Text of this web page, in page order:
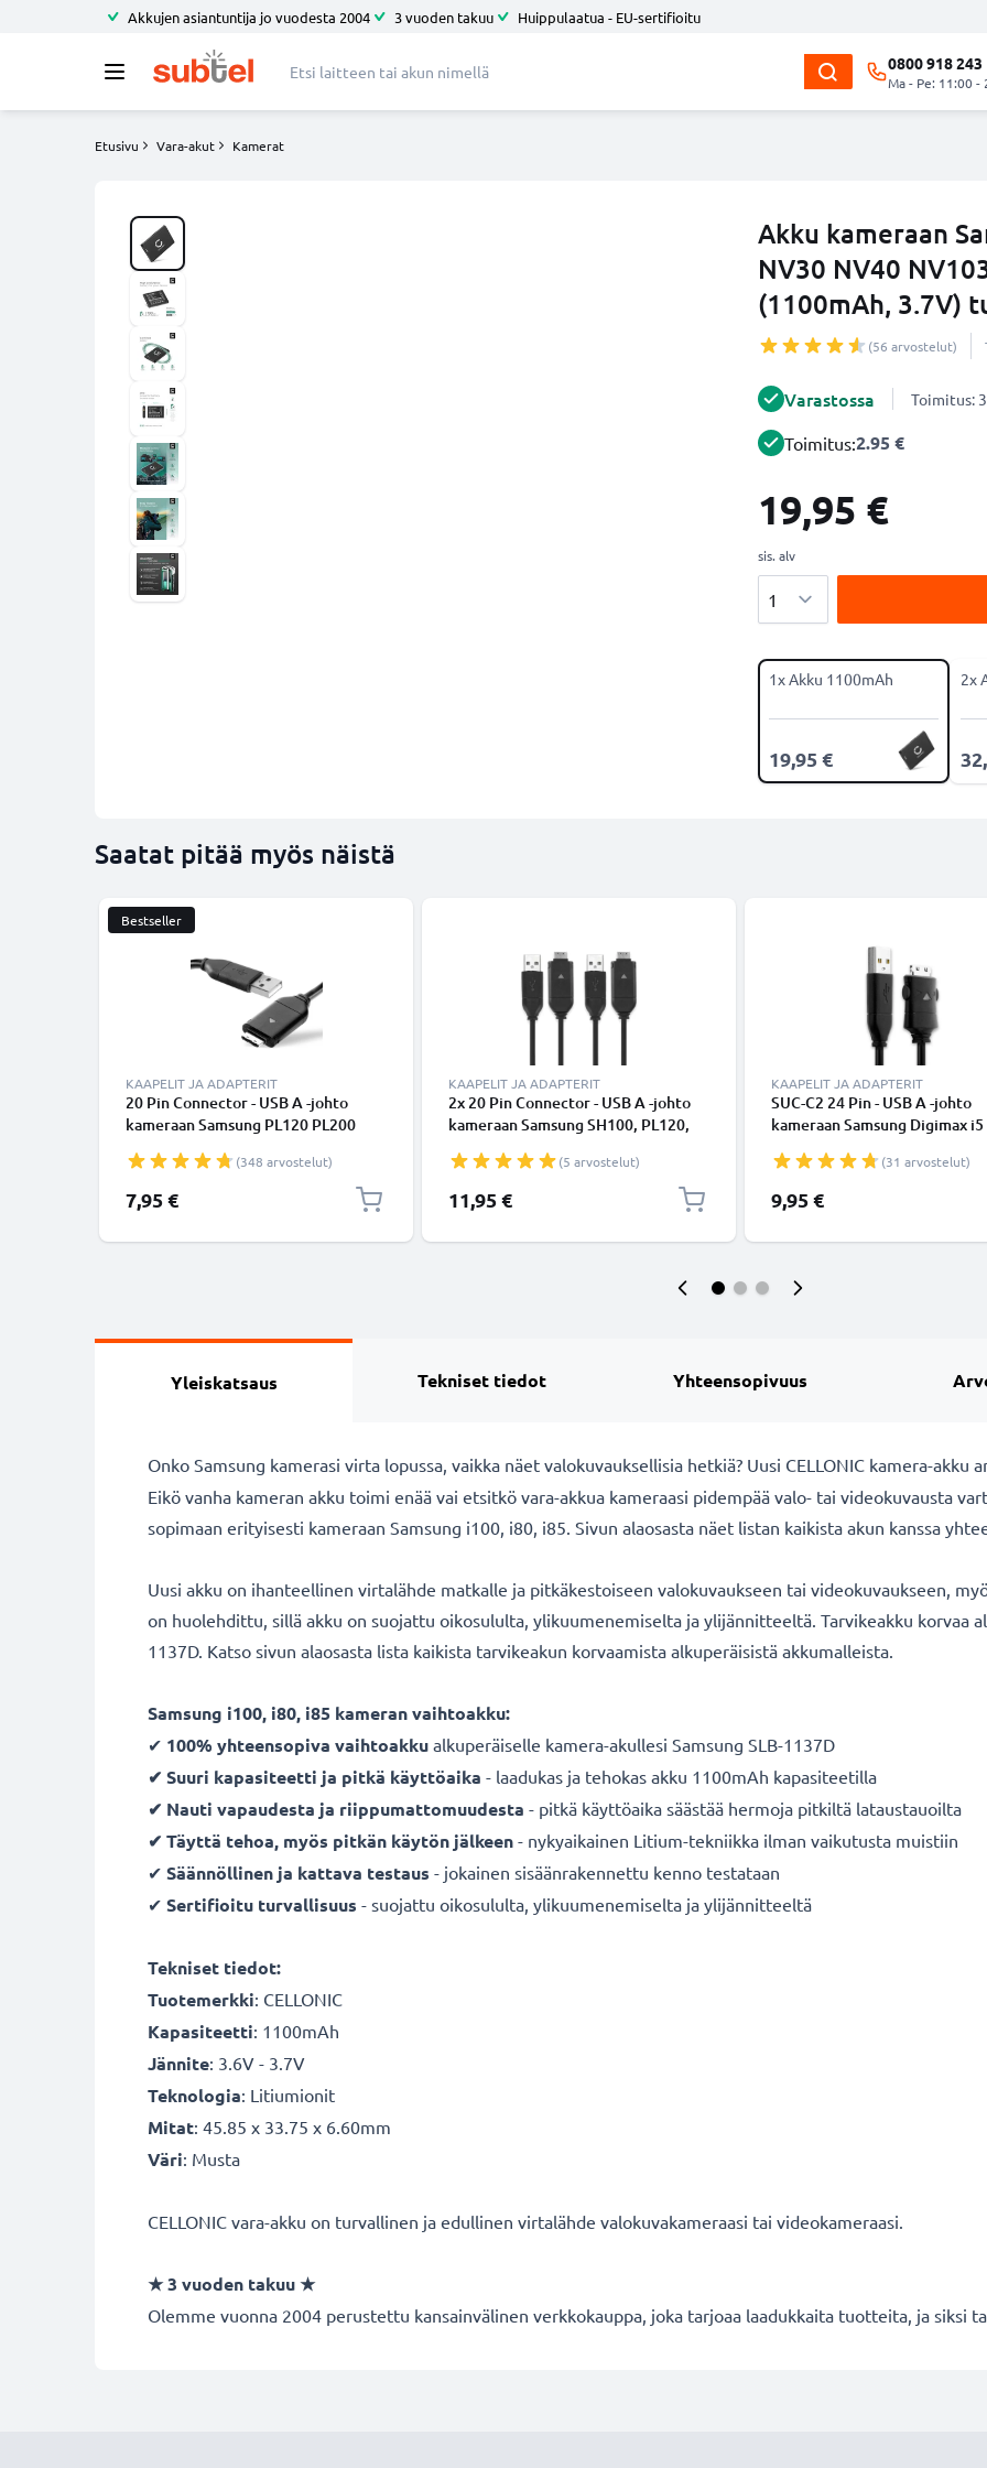
Akkujen asiantuntija jo vuodesta 2004 3 vuoden takuu Huippulaatua - EU-sertifioitu
0800 918 243
Ma - Pe: 11:00 -
Etusivu Vara-akut Kamerat
Akku kameraan
NV30 NV40
(1100mAh, 3.7V)
(56 arvostelut)
Varastossa Toimitus:
Toimitus:2.95 €
19,95 €
sis. alv
1x Akku 1100mAh
19,95 €
2x
Saatat pitää myös näistä
Bestseller
KAAPELIT JA ADAPTERIT
20 Pin Connector - USB A -johto
kameraan Samsung PL120 PL200
ST500 SH100 ST60 CL65 EX1 - Musta
1.5m, nopea 1A, PVC-kamerajohto
EA-CB20U12,SUC-C3,-C5,-C7,
(348 arvostelut)
7,95 €
KAAPELIT JA ADAPTERIT
2x 20 Pin Connector - USB A -johto
kameraan Samsung SH100, PL120,
ES65, ES55, WB500 - Musta 1.5m,
nopea 1A, PVC-kamerajohto EA-
CB20U12 SUC-C3 -C5 -C7,
(5 arvostelut)
11,95 €
KAAPELIT JA ADAPTERIT
SUC-C2 24 Pin - USB A -johto
kameraan Samsung Digimax i5
Digimax i6 Digimax i6 PMP
L50 Digimax L73 Digimax L80
Digimax S700 Digimax V5000
PVC-ka
(31 arvostelut)
9,95 €
Yleiskatsaus Tekniset tiedot Yhteensopivuus
Onko Samsung kamerasi virta lopussa, vaikka näet valokuvauksellisia hetkiä? Uusi CELLONIC kamera-akku
Eikö vanha kameran akku toimi enää vai etsitkö vara-akkua kameraasi pidempää valo- tai videokuvausta
sopimaan erityisesti kameraan Samsung i100, i80, i85. Sivun alaosasta näet listan kaikista akun kanssa
Uusi akku on ihanteellinen virtalähde matkalle ja pitkäkestoiseen valokuvaukseen tai videokuvaukseen,
on huolehdittu, sillä akku on suojattu oikosululta, ylikuumenemiselta ja ylijännitteeltä. Tarvikeakku korvaa
1137D. Katso sivun alaosasta lista kaikista tarvikeakun korvaamista alkuperäisistä akkumalleista.
Samsung i100, i80, i85 kameran vaihtoakku:
✔ 100% yhteensopiva vaihtoakku alkuperäiselle kamera-akullesi Samsung SLB-1137D
✔ Suuri kapasiteetti ja pitkä käyttöaika - laadukas ja tehokas akku 1100mAh kapasiteetilla
✔ Nauti vapaudesta ja riippumattomuudesta - pitkä käyttöaika säästää hermoja pitkiltä lataustauoilta
✔ Täyttä tehoa, myös pitkän käytön jälkeen - nykyaikainen Litium-tekniikka ilman vaikutusta muistiin
✔ Säännöllinen ja kattava testaus - jokainen sisäänrakennettu kenno testataan
✔ Sertifioitu turvallisuus - suojattu oikosululta, ylikuumenemiselta ja ylijännitteeltä
Tekniset tiedot:
Tuotemerkki: CELLONIC
Kapasiteetti: 1100mAh
Jännite: 3.6V - 3.7V
Teknologia: Litiumionit
Mitat: 45.85 x 33.75 x 6.60mm
Väri: Musta
CELLONIC vara-akku on turvallinen ja edullinen virtalähde valokuvakameraasi tai videokameraasi.
★3 vuoden takuu★
Olemme vuonna 2004 perustettu kansainvälinen verkkokauppa, joka tarjoaa laadukkaita tuotteita, ja siksi